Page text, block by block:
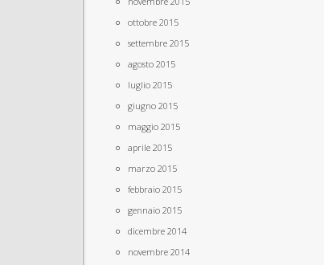
ottobre 2015
settembre 2015
agosto 2015
luglio 2015
giugno 2015
maggio 2015
aprile 2015
marzo 2015
febbraio 2015
gennaio 2015
dicembre 2014
novembre 2014